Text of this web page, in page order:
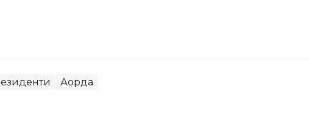
Ақорда